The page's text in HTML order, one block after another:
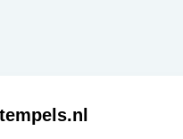
Klantenservice: